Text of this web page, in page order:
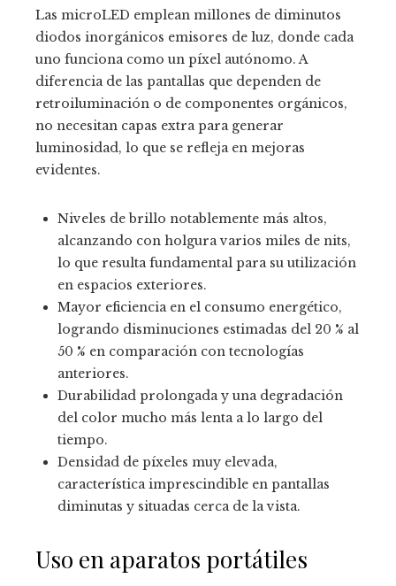
Las microLED emplean millones de diminutos
diodos inorgánicos emisores de luz, donde cada
uno funciona como un píxel autónomo. A
diferencia de las pantallas que dependen de
retroiluminación o de componentes orgánicos,
no necesitan capas extra para generar
luminosidad, lo que se refleja en mejoras
evidentes.
Niveles de brillo notablemente más altos,
alcanzando con holgura varios miles de nits,
lo que resulta fundamental para su utilización
en espacios exteriores.
Mayor eficiencia en el consumo energético,
logrando disminuciones estimadas del 20 % al
50 % en comparación con tecnologías
anteriores.
Durabilidad prolongada y una degradación
del color mucho más lenta a lo largo del
tiempo.
Densidad de píxeles muy elevada,
característica imprescindible en pantallas
diminutas y situadas cerca de la vista.
Uso en aparatos portátiles